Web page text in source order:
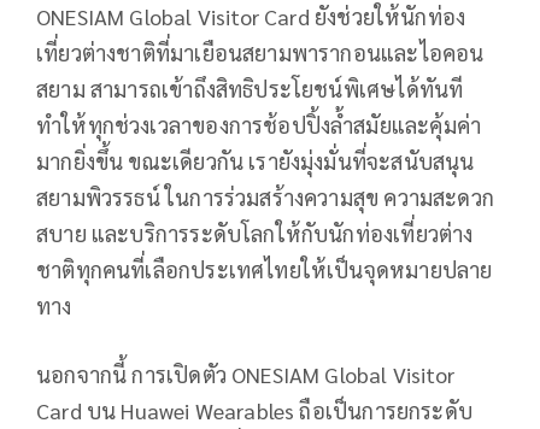
ONESIAM Global Visitor Card ยังช่วยให้นักท่อง
เที่ยวต่างชาติที่มาเยือนสยามพารากอนและไอคอน
สยาม สามารถเข้าถึงสิทธิประโยชน์พิเศษได้ทันที
ทำให้ทุกช่วงเวลาของการช้อปปิ้งล้ำสมัยและคุ้มค่า
มากยิ่งขึ้น ขณะเดียวกัน เรายังมุ่งมั่นที่จะสนับสนุน
สยามพิวรรธน์ ในการร่วมสร้างความสุข ความสะดวก
สบาย และบริการระดับโลกให้กับนักท่องเที่ยวต่าง
ชาติทุกคนที่เลือกประเทศไทยให้เป็นจุดหมายปลาย
ทาง
นอกจากนี้ การเปิดตัว ONESIAM Global Visitor
Card บน Huawei Wearables ถือเป็นการยกระดับ